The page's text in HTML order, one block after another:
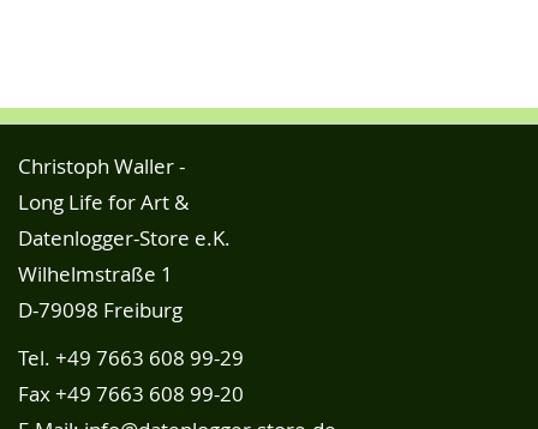
Christoph Waller -
Long Life for Art &
Datenlogger-Store e.K.
Wilhelmstraße 1
D-79098 Freiburg
Tel. +49 7663 608 99-29
Fax +49 7663 608 99-20